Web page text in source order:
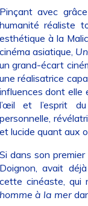
avec
réaliste
à la
asiatique,
grand-écart
réalisatrice
dont elle
et l’esprit
lucide quant aux
dans son
avait
cinéaste, qui
à la mer